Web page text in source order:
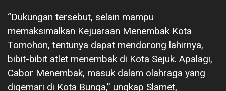
“Dukungan tersebut, selain mampu
memaksimalkan Kejuaraan Menembak Kota
Tomohon, tentunya dapat mendorong lahirnya,
bibit-bibit atlet menembak di Kota Sejuk. Apalagi,
Cabor Menembak, masuk dalam olahraga yang
digemari di Kota Bunga,” ungkap Slamet,